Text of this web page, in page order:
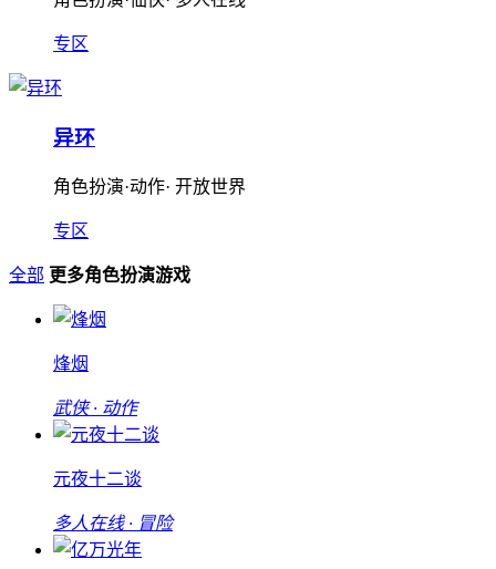
专区
异环
角色扮演·动作· 开放世界
专区
全部 更多角色扮演游戏
烽烟
武侠 · 动作
元夜十二谈
多人在线 · 冒险